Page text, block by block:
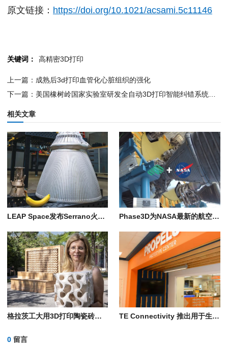
原文链接： https://doi.org/10.1021/acsami.5c11146
关键词： 高精密3D打印
上一篇：成熟后3d打印血管化心脏组织的强化
相关文章
LEAP Space发布Serrano火箭发动机，推力室采用EOS 3D打印技术一体成形 Phase3D为NASA最新的航空航天3D打印零部件鉴定研究提供支持
格拉茨工大用3D打印陶瓷砖降温近7°C，靠的是多孔粘土和蒸发冷却 TE Connectivity 推出用于生产导管轴的自动化3D打印工艺
0 留言